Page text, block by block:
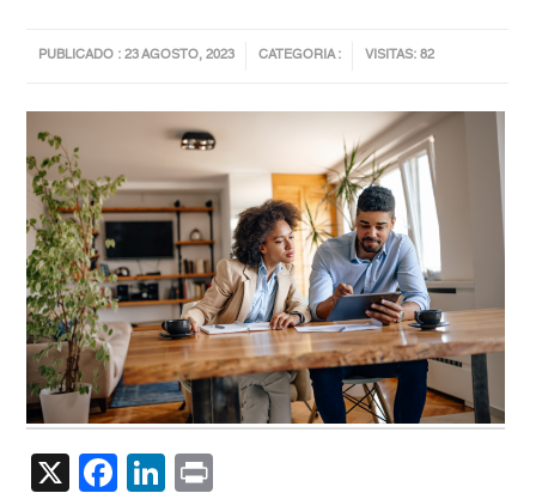
PUBLICADO : 23 AGOSTO, 2023 CATEGORIA : VISITAS: 82
X Facebook
LinkedIn